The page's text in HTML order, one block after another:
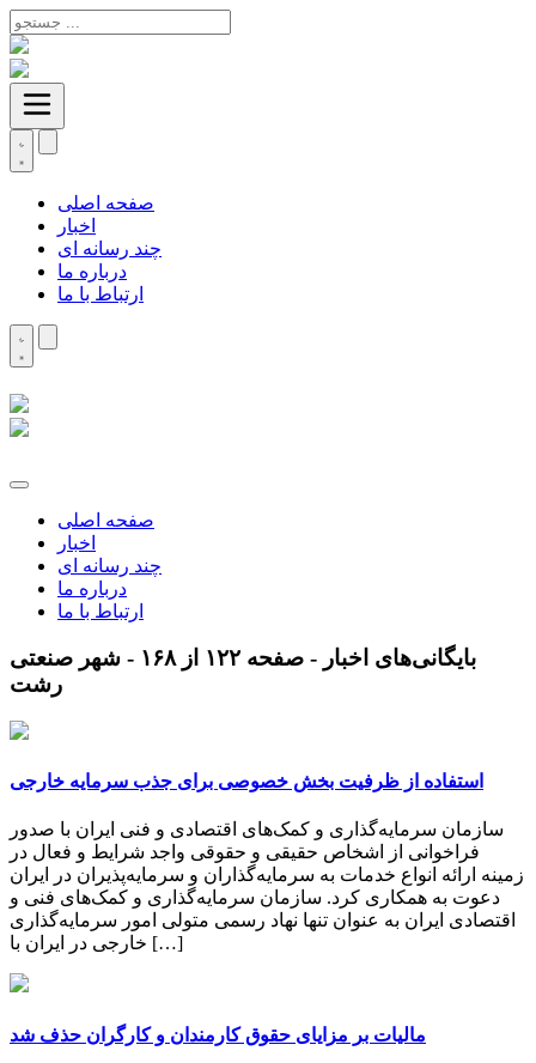
صفحه اصلی
اخبار
چند رسانه ای
درباره ما
ارتباط با ما
صفحه اصلی
اخبار
چند رسانه ای
درباره ما
ارتباط با ما
بایگانی‌های اخبار - صفحه ۱۲۲ از ۱۶۸ - شهر صنعتی
رشت
استفاده از ظرفیت بخش خصوصی برای جذب سرمایه خارجی
سازمان سرمایه‌گذاری و کمک‌های اقتصادی و فنی ایران با صدور
فراخوانی از اشخاص حقیقی و حقوقی واجد شرایط و فعال در
زمینه ارائه انواع خدمات به سرمایه‌گذاران و سرمایه‌پذیران در ایران
دعوت به همکاری کرد. سازمان سرمایه‌گذاری و کمک‌های فنی و
اقتصادی ایران به عنوان تنها نهاد رسمی متولی امور سرمایه‌گذاری
خارجی در ایران با […]
مالیات بر مزایای حقوق کارمندان و کارگران حذف شد